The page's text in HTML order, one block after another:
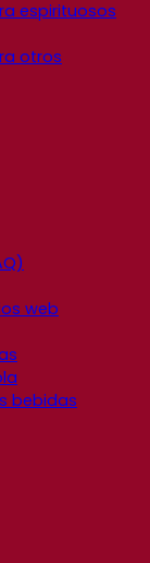
espirituosos
otros
web
bebidas